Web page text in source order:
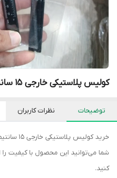
کولیس پلاستیکی خارجی 15 سانتیمتری ( عمده )
توضیحات نظرات کاربران
خرید کولیس پلاستیکی خارجی 15 سانتیمتری ( عمده )
شما می‌توانید این محصول با کیفیت
کنید.